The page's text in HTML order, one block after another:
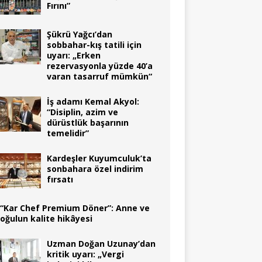
Fırını”
Şükrü Yağcı’dan
sobbahar-kış tatili için
uyarı: „Erken
rezervasyonla yüzde 40’a
varan tasarruf mümkün“
İş adamı Kemal Akyol:
“Disiplin, azim ve
dürüstlük başarının
temelidir”
Kardeşler Kuyumculuk’ta
sonbahara özel indirim
fırsatı
“Kar Chef Premium Döner”: Anne ve
oğulun kalite hikâyesi
Uzman Doğan Uzunay’dan
kritik uyarı: „Vergi